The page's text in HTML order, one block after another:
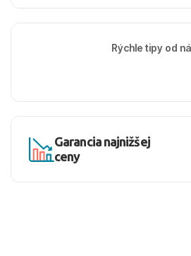
Rýchle tipy od
Garancia najnižšej
ceny